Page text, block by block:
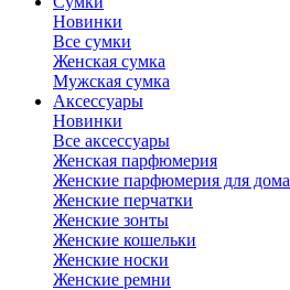
Новинки
Все сумки
Женская сумка
Мужская сумка
Аксессуары
Новинки
Все аксессуары
Женская парфюмерия
Женские парфюмерия для дома
Женские перчатки
Женские зонты
Женские кошельки
Женские носки
Женские ремни